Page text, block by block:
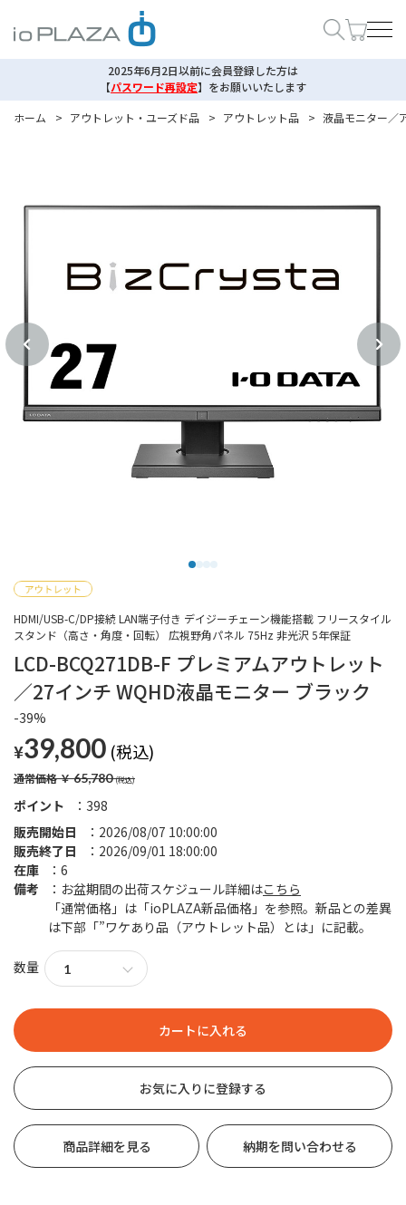
2025年6月2日以前に会員登録した方は
【パスワード再設定】 をお願いいたします
ホーム
> アウトレット・ユーズド品 > アウトレット品 > 液晶モニター／
LCD-BCQ271DB-F プレミアムアウトレット
／27インチ WQHD液晶モニター ブラック
HDMI/USB-C/DP接続 LAN端子付き デイジーチェーン機能搭載 フリースタイル
スタンド（高さ・角度・回転） 広視野角パネル 75Hz 非光沢 5年保証
-39%
¥39,800
通常価格￥65,780
販売開始日
2026/08/07 10:00:00
販売終了日
2026/09/01 18:00:00
ポイント 398
在庫
6
備考
お盆期間の出荷スケジュール詳細はこちら
「通常価格」は「ioPLAZA新品価格」を参照。新品との差異
は下部「”ワケあり品（アウトレット品）とは」に記載。
数量
お気に入りに登録する
商品詳細を見る 納期を問い合わせる